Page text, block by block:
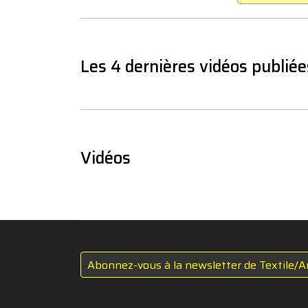
Les 4 dernières vidéos
Vidéos
Abonnez-vous à la newsletter de Textile/